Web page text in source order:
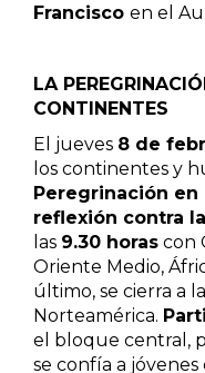
Francisco en el
LA
CONTINENTES
El jueves 8 de
los continentes y
Peregrinación
reflexión contra
las 9.30 horas con
Oriente Medio,
último, se cierra a
Norteamérica.
el bloque central,
se confía a